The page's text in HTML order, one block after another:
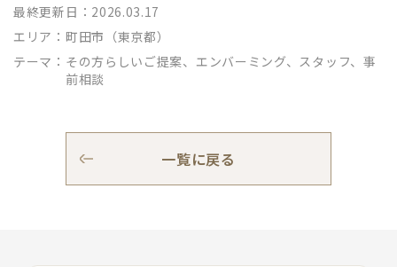
最終更新日：2026.03.17
エリア： 町田市（東京都）
テーマ： その方らしいご提案、エンバーミング、スタッフ、事
前相談
一覧に戻る